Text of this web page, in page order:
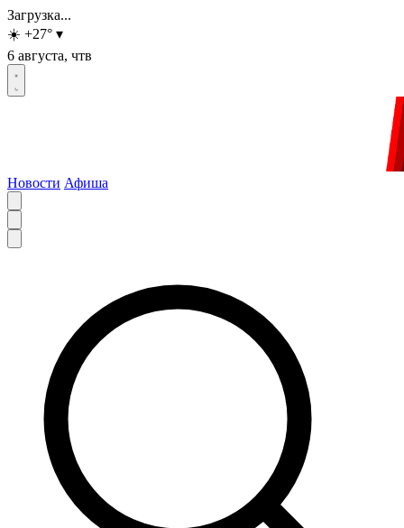
Загрузка...
☀️ +27° ▾
6 августа, чтв
Новости Афиша